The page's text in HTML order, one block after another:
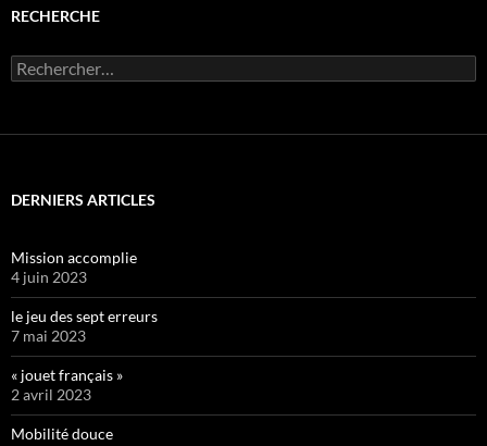
RECHERCHE
Rechercher :
DERNIERS ARTICLES
Mission accomplie
4 juin 2023
le jeu des sept erreurs
7 mai 2023
« jouet français »
2 avril 2023
Mobilité douce